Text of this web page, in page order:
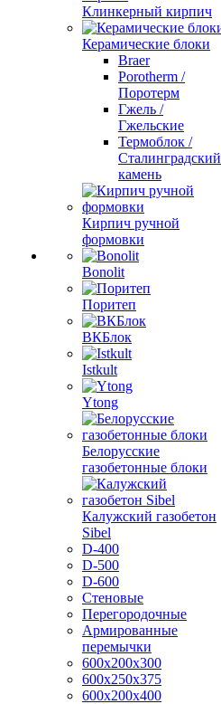
Клинкерный кирпич
Керамические блоки
Braer
Porotherm /
Поротерм
Гжель /
Гжельские
Термоблок /
Сталинградский
камень
Кирпич ручной
формовки
Bonolit
Поритеп
ВКБлок
Istkult
Ytong
Белорусские
газобетонные блоки
Калужский газобетон
Sibel
D-400
D-500
D-600
Стеновые
Перегородочные
Армированные
перемычки
600х200х300
600х250х375
600х200х400